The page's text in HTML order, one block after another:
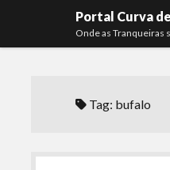
Portal Curva
Onde as Tranqueiras
Tag: bufalo